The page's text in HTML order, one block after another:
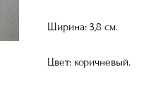
Ширина: 3,8 см.
Цвет: коричневый.